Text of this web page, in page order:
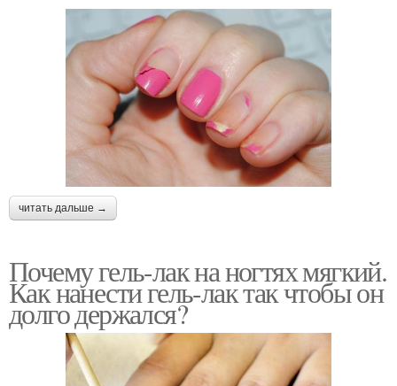
читать дальше →
Почему гель-лак на ногтях мягкий.
Как нанести гель-лак так чтобы он
долго держался?